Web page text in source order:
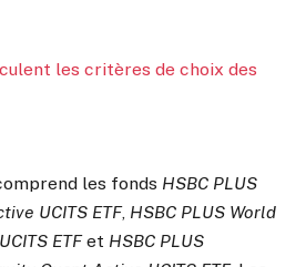
les critères de choix des
les fonds HSBC PLUS
UCITS ETF, HSBC PLUS World
ETFet HSBC PLUS